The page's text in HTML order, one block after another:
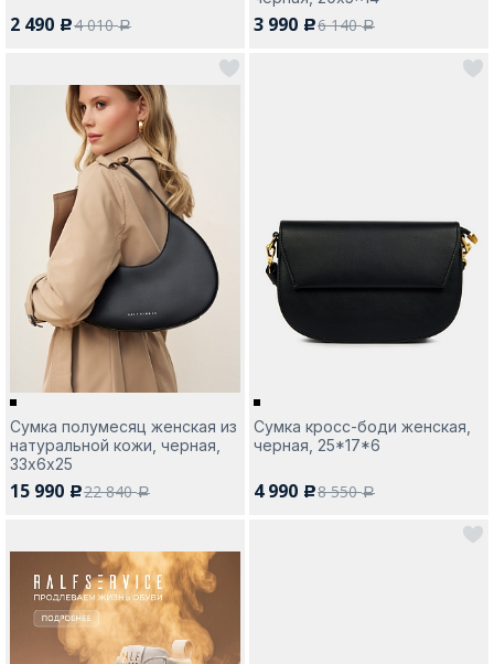
2 490 c4 010a 3 990 c6 140a
Сумка полумесяц женская из
натуральной кожи, черная,
33х6х25
15 990 c22 840a
Сумка кросс-боди женская,
черная, 25*17*6
4 990 c8 550a